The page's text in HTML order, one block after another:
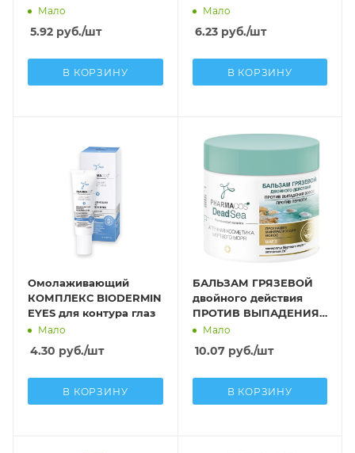
Мало
5.92 руб./шт
В КОРЗИНУ
Мало
6.23руб./шт
В КОРЗИНУ
Омолаживающий
КОМПЛЕКС BIODERMIN
EYES для контура глаз
Мало
4.30 руб./шт
В КОРЗИНУ
БАЛЬЗАМ ГРЯЗЕВОЙ
двойного действия
ПРОТИВ ВЫПАДЕНИЯ
ВОЛОС ПРОТИВ
Мало
10.07руб./шт
В КОРЗИНУ